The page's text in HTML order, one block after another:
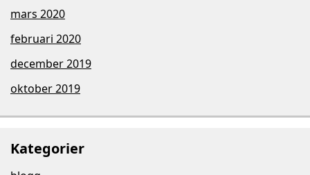
mars 2020
februari 2020
december 2019
oktober 2019
Kategorier